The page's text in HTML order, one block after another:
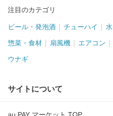
注目のカテゴリ
ビール・発泡酒 チューハイ 水
惣菜・食材 扇風機 エアコン
ウナギ
サイトについて